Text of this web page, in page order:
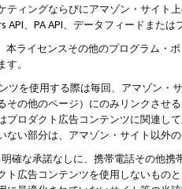
ティングならびにアマゾン・サイト
API、PA API、データフィードまた
本ライセンスその他のプログラム・
。
ツを使用する際は毎回、アマゾン
その他のページ）にのみリンクさせ
プロダクト広告コンテンツに関連し
ない部分は、アマゾン・サイト以外
確な承諾なしに、携帯電話その他
ト広告コンテンツを使用しないもの